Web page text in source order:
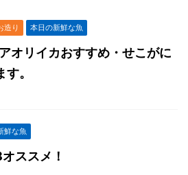
造り 本日の新鮮な魚
オリイカおすすめ・せこがに
す。
鮮な魚
ススメ！